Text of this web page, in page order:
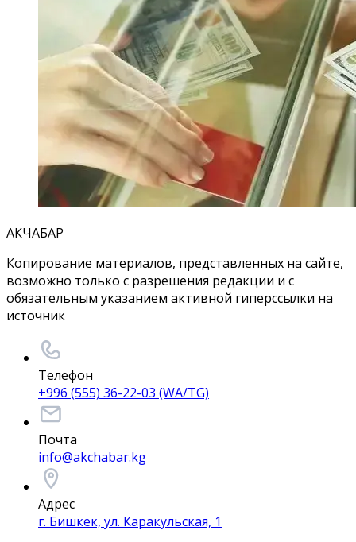
АКЧАБАР
Копирование материалов, представленных на сайте,
возможно только с разрешения редакции и с
обязательным указанием активной гиперссылки на
источник
Телефон
+996 (555) 36-22-03 (WA/TG)
Почта
info@akchabar.kg
Адрес
г. Бишкек, ул. Каракульская, 1